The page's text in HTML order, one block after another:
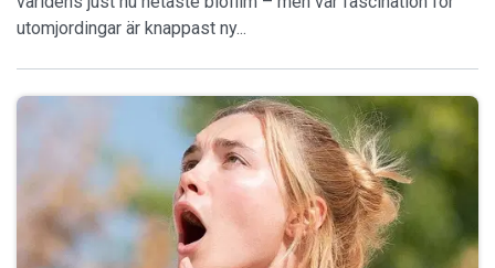
utomjordingar är knappast ny...